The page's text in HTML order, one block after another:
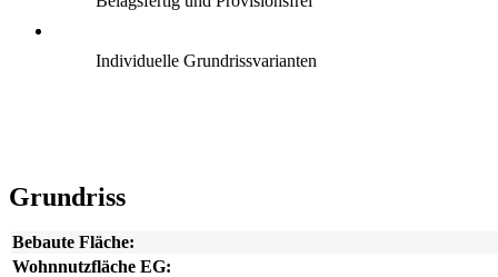
Individuelle Grundrissvarianten
Grundriss
Bebaute Fläche:
Wohnnutzfläche EG: